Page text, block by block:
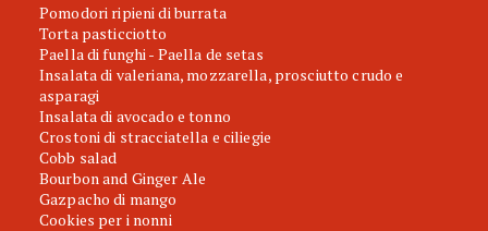
Pomodori ripieni di burrata
Torta pasticciotto
Paella di funghi - Paella de setas
Insalata di valeriana, mozzarella, prosciutto crudo e
asparagi
Insalata di avocado e tonno
Crostoni di stracciatella e ciliegie
Cobb salad
Bourbon and Ginger Ale
Gazpacho di mango
Cookies per i nonni